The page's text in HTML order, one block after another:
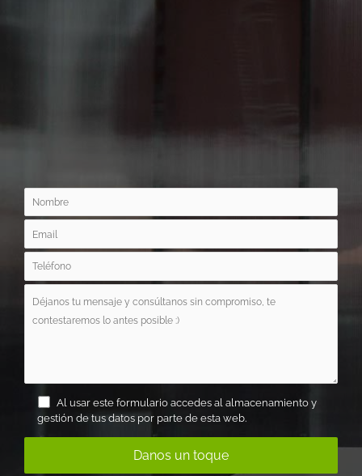
Al usar este formulario accedes al almacenamiento y
gestión de tus datos por parte de esta web.